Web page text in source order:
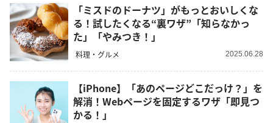
「ミスドのドーナツ」がもっとおいしくな
る！試したくなる“裏ワザ”「知らなかっ
た」「やみつき！」
料理・グルメ 2025.06.28
【iPhone】「あのページどこだっけ？」を
解消！Webページを固定するワザ「即見つ
かる！」